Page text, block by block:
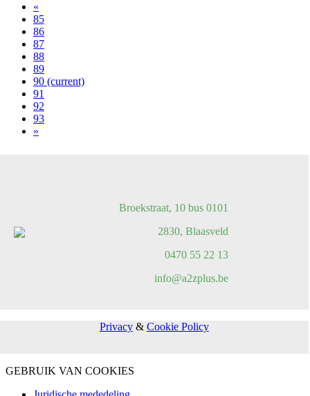
«
85
86
87
88
89
90 (current)
91
92
93
»
Broekstraat, 10 bus 0101
2830, Blaasveld
0470 55 22 13
info@a2zplus.be
Privacy& Cookie Policy
GEBRUIK VAN COOKIES